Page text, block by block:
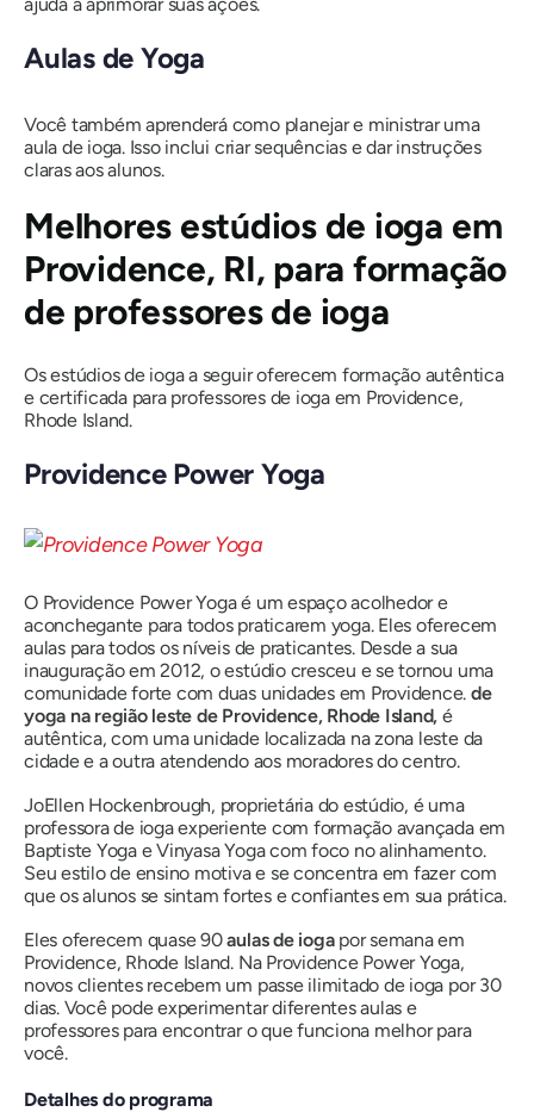
Aulas de Yoga
Você também aprenderá como planejar e ministrar uma
aula de ioga. Isso inclui criar sequências e dar instruções
claras aos alunos.
Melhores estúdios de ioga em
Providence, RI, para formação
de professores de ioga
Os estúdios de ioga a seguir oferecem formação autêntica
e certificada para professores de ioga em Providence,
Rhode Island.
Providence Power Yoga
O Providence Power Yoga é um espaço acolhedor e
aconchegante para todos praticarem yoga. Eles oferecem
aulas para todos os níveis de praticantes. Desde a sua
inauguração em 2012, o estúdio cresceu e se tornou uma
comunidade forte com duas unidades em Providence. de
yoga na região leste de Providence, Rhode Island, é
autêntica, com uma unidade localizada na zona leste da
cidade e a outra atendendo aos moradores do centro.
JoEllen Hockenbrough, proprietária do estúdio, é uma
professora de ioga experiente com formação avançada em
Baptiste Yoga e Vinyasa Yoga com foco no alinhamento.
Seu estilo de ensino motiva e se concentra em fazer com
que os alunos se sintam fortes e confiantes em sua prática.
Eles oferecem quase 90aulas de iogapor semana em
Providence, Rhode Island. Na Providence Power Yoga,
novos clientes recebem um passe ilimitado de ioga por 30
dias. Você pode experimentar diferentes aulas e
professores para encontrar o que funciona melhor para
você.
Detalhes do programa